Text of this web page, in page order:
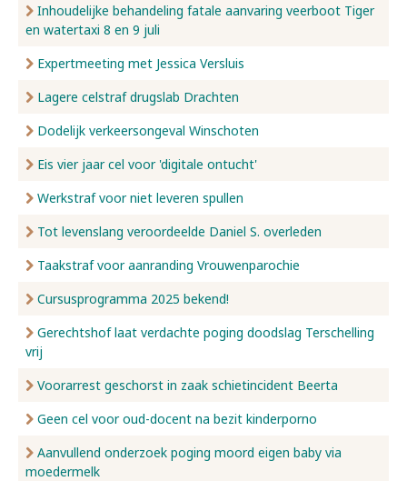
Inhoudelijke behandeling fatale aanvaring veerboot Tiger
en watertaxi 8 en 9 juli
Expertmeeting met Jessica Versluis
Lagere celstraf drugslab Drachten
Dodelijk verkeersongeval Winschoten
Eis vier jaar cel voor 'digitale ontucht'
Werkstraf voor niet leveren spullen
Tot levenslang veroordeelde Daniel S. overleden
Taakstraf voor aanranding Vrouwenparochie
Cursusprogramma 2025 bekend!
Gerechtshof laat verdachte poging doodslag Terschelling
vrij
Voorarrest geschorst in zaak schietincident Beerta
Geen cel voor oud-docent na bezit kinderporno
Aanvullend onderzoek poging moord eigen baby via
moedermelk